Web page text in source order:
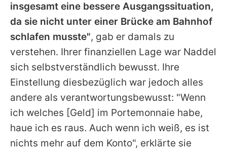
insgesamt eine bessere Ausgangssituation,
da sie nicht unter einer Brücke am Bahnhof
schlafen musste", gab er damals zu
verstehen. Ihrer finanziellen Lage war Naddel
sich selbstverständlich bewusst. Ihre
Einstellung diesbezüglich war jedoch alles
andere als verantwortungsbewusst: "Wenn
ich welches [Geld] im Portemonnaie habe,
haue ich es raus. Auch wenn ich weiß, es ist
nichts mehr auf dem Konto", erklärte sie